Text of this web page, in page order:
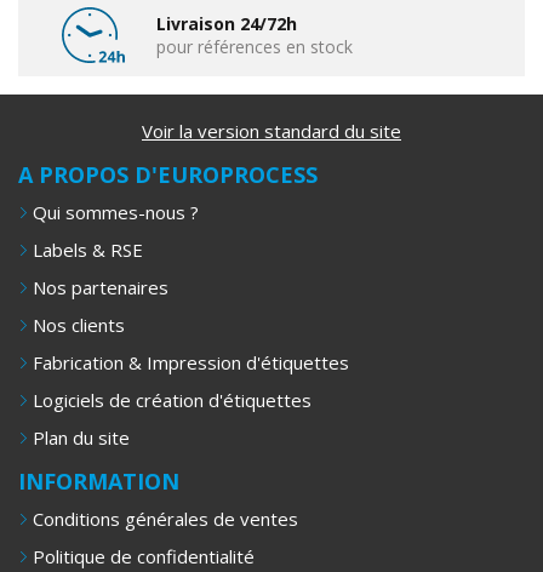
Livraison 24/72h
pour références en stock
Voir la version standard du site
A PROPOS D'EUROPROCESS
Qui sommes-nous ?
Labels & RSE
Nos partenaires
Nos clients
Fabrication & Impression d'étiquettes
Logiciels de création d'étiquettes
Plan du site
INFORMATION
Conditions générales de ventes
Politique de confidentialité